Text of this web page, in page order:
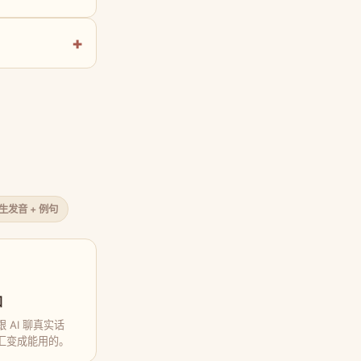
发音 + 例句
AI 聊真实话
成能用的。